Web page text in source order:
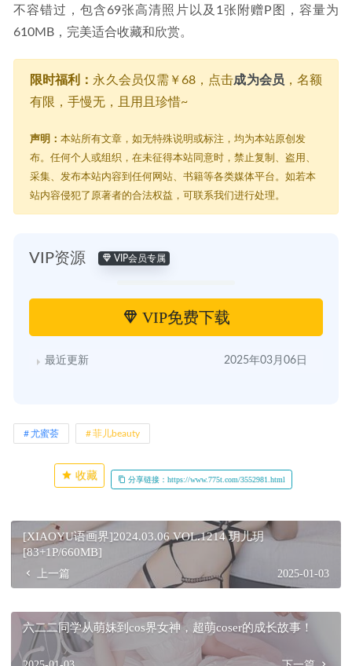
不容错过，包含69张高清照片以及1张附赠P图，容量为
610MB，完美适合收藏和欣赏。
限时福利： 永久会员仅需￥68，点击成为会员 ，名额
有限，手慢无，且用且珍惜~
声明： 本站所有文章，如无特殊说明或标注，均为本站原创发
布。任何个人或组织，在未征得本站同意时，禁止复制、盗用、
采集、发布本站内容到任何网站、书籍等各类媒体平台。如若本
站内容侵犯了原著者的合法权益，可联系我们进行处理。
VIP资源 VIP会员专属
VIP免费下载
最近更新 2025年03月06日
尤蜜荟 菲儿beauty
收藏 分享链接：https://www.775t.com/3552981.html
[XIAOYU语画界]2024.03.06 VOL.1214 玥儿玥
[83+1P/660MB]
上一篇 2025-01-03
六二二同学从萌妹到cos界女神，超萌coser的成长故事！